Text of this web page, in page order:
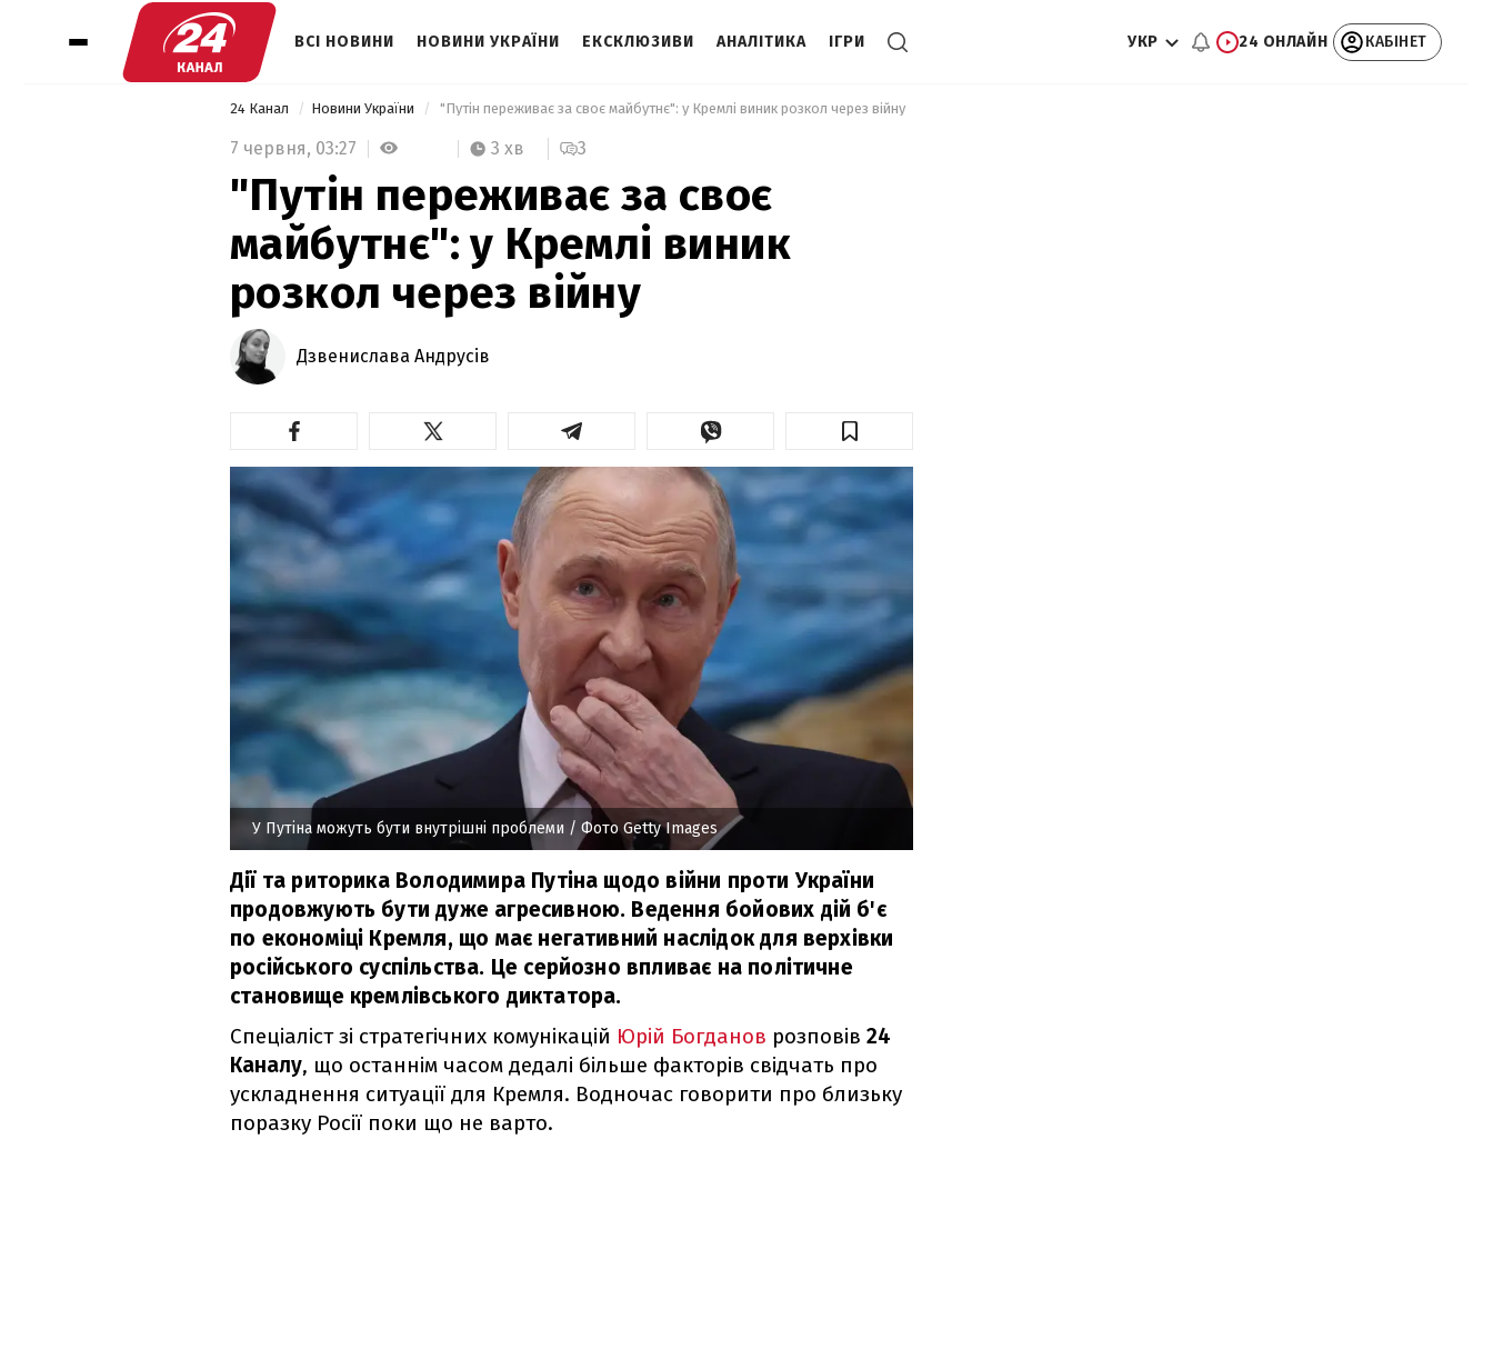
ВСІ НОВИНИ НОВИНИ УКРАЇНИ ЕКСКЛЮЗИВИ АНАЛІТИКА ІГРИ УКР 24 ОНЛАЙН КАБІНЕТ
24 Канал Новини України "Путін переживає за своє майбутнє": у Кремлі виник розкол через війну
7 червня, 03:27 3 хв 3
"Путін переживає за своє
майбутнє": у Кремлі виник
розкол через війну
Дзвенислава Андрусів
У Путіна можуть бути внутрішні проблеми / Фото Getty Images
Дії та риторика Володимира Путіна щодо війни проти України
продовжують бути дуже агресивною. Ведення бойових дій б'є
по економіці Кремля, що має негативний наслідок для верхівки
російського суспільства. Це серйозно впливає на політичне
становище кремлівського диктатора.
Спеціаліст зі стратегічних комунікацій Юрій Богданов розповів 24
Каналу, що останнім часом дедалі більше факторів свідчать про
ускладнення ситуації для Кремля. Водночас говорити про близьку
поразку Росії поки що не варто.